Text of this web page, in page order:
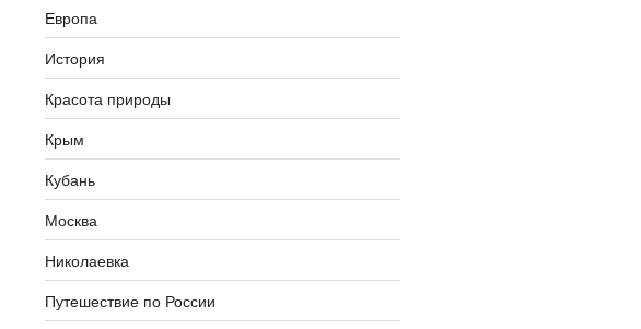
Европа
История
Красота природы
Крым
Кубань
Москва
Николаевка
Путешествие по России